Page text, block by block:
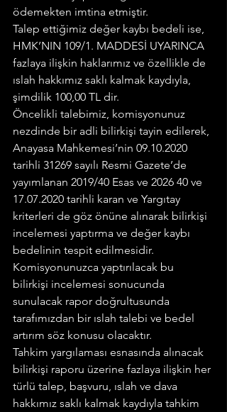
ödemekten imtina etmiştir.
Talep ettiğimiz değer kaybı bedeli ise,
HMK’NIN 109/1. MADDESİ UYARINCA
fazlaya ilişkin haklarımız ve özellikle de
ıslah hakkımız saklı kalmak kaydıyla,
şimdilik 100,00 TL dir.
Öncelikli talebimiz, komisyonunuz
nezdinde bir adli bilirkişi tayin edilerek,
Anayasa Mahkemesi’nin 09.10.2020
tarihli 31269 sayılı Resmi Gazete’de
yayımlanan 2019/40 Esas ve 2026 40 ve
17.07.2020 tarihli karan ve Yargıtay
kriterleri de göz önüne alınarak bilirkişi
incelemesi yaptırma ve değer kaybı
bedelinin tespit edilmesidir.
Komisyonunuzca yaptırılacak bu
bilirkişi incelemesi sonucunda
sunulacak rapor doğrultusunda
tarafımızdan bir ıslah talebi ve bedel
artırım söz konusu olacaktır.
Tahkim yargılaması esnasında alınacak
bilirkişi raporu üzerine fazlaya ilişkin her
türlü talep, başvuru, ıslah ve dava
hakkımız saklı kalmak kaydıyla tahkim